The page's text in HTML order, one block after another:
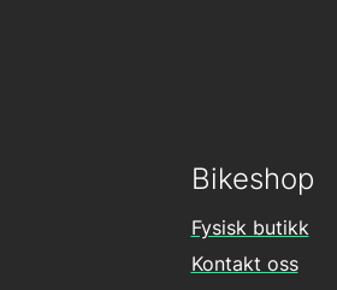
Bikeshop
Fysisk butikk
Kontakt oss